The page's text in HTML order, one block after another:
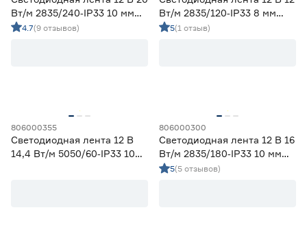
Вт/м 2835/240‑IP33 10 мм
холодный 5 м Geniled
4.7(9 отзывов)
Вт/м 2835/120‑IP33 8 мм
синий 2 м Geniled
5(1 отзыв)
806000355
Светодиодная лента 12 В
14,4 Вт/м 5050/60‑IP33 10
806000300
Светодиодная лента 12 В 16
Вт/м 2835/180‑IP33 10 мм
теплый 2 м Geniled
5(5 отзывов)